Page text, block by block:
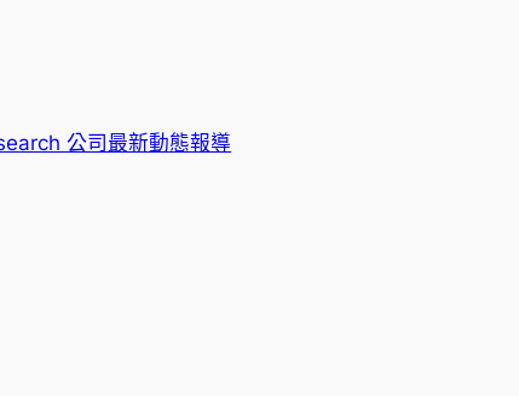
公司最新動態報導